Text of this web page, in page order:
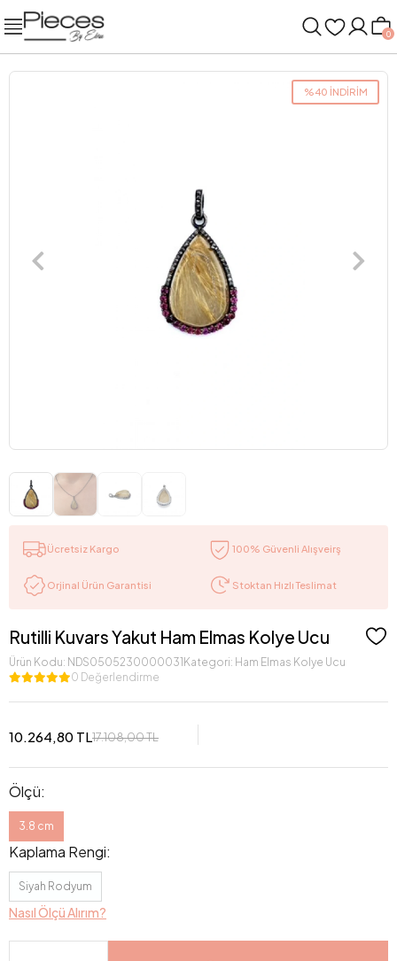
0
%40 İNDİRİM
Ücretsiz Kargo 100% Güvenli Alışveirş
Orjinal Ürün Garantisi Stoktan Hızlı Teslimat
Rutilli Kuvars Yakut Ham Elmas Kolye Ucu
Ürün Kodu: NDS0505230000031 Kategori: Ham Elmas Kolye Ucu
0 Değerlendirme
10.264,80 TL17.108,00 TL
Ölçü:
3.8 cm
Kaplama Rengi:
Siyah Rodyum
Nasıl Ölçü Alırım?